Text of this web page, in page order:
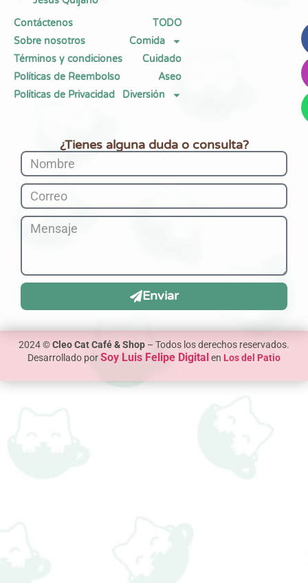
Contáctenos
Sobre nosotros
Términos y condiciones
Políticas de Reembolso
Políticas de Privacidad
TODO
Comida
Cuidado
Aseo
Diversión
¿Tienes alguna duda o consulta?
Enviar
2024 ©Cleo Cat Café & Shop – Todos los derechos reservados.
Desarrollado porSoy Luis Felipe Digitalen Los del Patio